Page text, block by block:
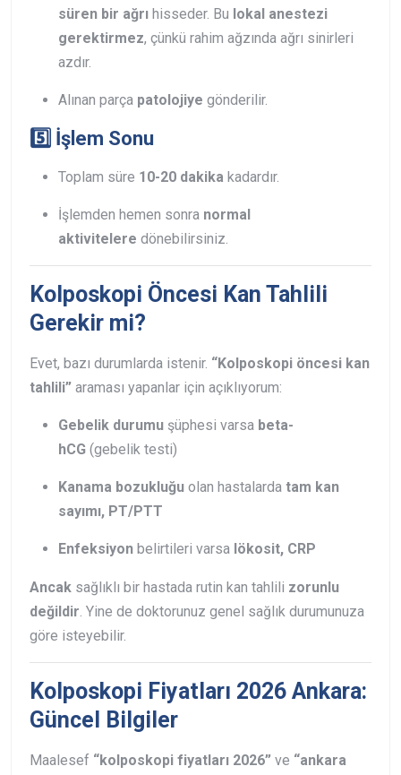
süren bir ağrı hisseder. Bu lokal anestezi
gerektirmez, çünkü rahim ağzında ağrı sinirleri
azdır.
Alınan parça patolojiye gönderilir.
5️⃣ İşlem Sonu
Toplam süre 10-20 dakika kadardır.
İşlemden hemen sonra normal
aktivitelere dönebilirsiniz.
Kolposkopi Öncesi Kan Tahlili
Gerekir mi?
Evet, bazı durumlarda istenir. “Kolposkopi öncesi kan
tahlili” araması yapanlar için açıklıyorum:
Gebelik durumu şüphesi varsa beta-
hCG (gebelik testi)
Kanama bozukluğu olan hastalarda tam kan
sayımı, PT/PTT
Enfeksiyon belirtileri varsa lökosit, CRP
Ancak sağlıklı bir hastada rutin kan tahlili zorunlu
değildir. Yine de doktorunuz genel sağlık durumunuza
göre isteyebilir.
Kolposkopi Fiyatları 2026 Ankara:
Güncel Bilgiler
Maalesef “kolposkopi fiyatları 2026” ve “ankara